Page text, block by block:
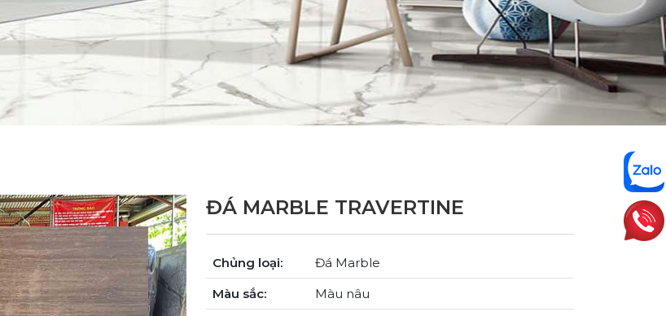
ĐÁ MARBLE TRAVERTINE
Chủng loại:
Đá Marble
Màu sắc:
Màu nâu